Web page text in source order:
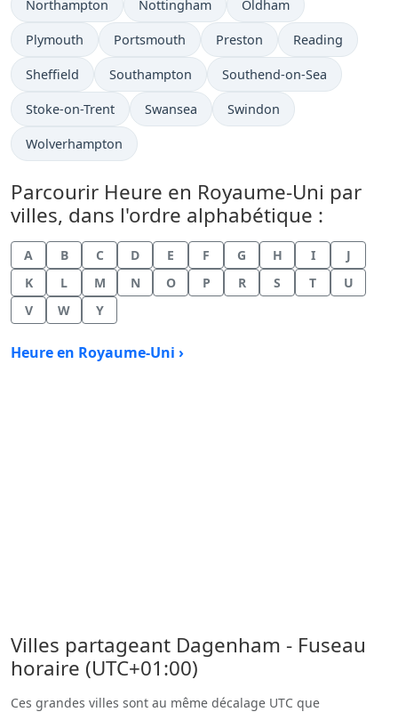
Heure actuelle à
Northampton Heure actuelle à
Nottingham Heure actuelle à
Oldham
Heure actuelle à
Plymouth Heure actuelle à
Portsmouth Heure actuelle à
Preston Heure actuelle à
Reading
Heure actuelle à
Sheffield Heure actuelle à
Southampton Heure actuelle à
Southend-on-Sea
Heure actuelle à
Stoke-on-Trent Heure actuelle à
Swansea Heure actuelle à
Swindon
Heure actuelle à
Wolverhampton
Parcourir Heure en Royaume-Uni par
villes, dans l'ordre alphabétique :
A B C D E F G H I
J
K
L M N O P R S T
U
V
W Y
Heure en Royaume-Uni ›
Villes partageant Dagenham - Fuseau
horaire (UTC+01:00)
Ces grandes villes sont au même décalage UTC que